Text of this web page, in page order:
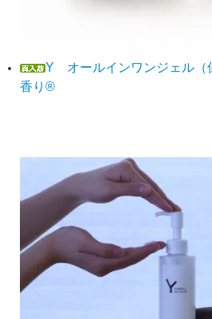
Y オールインワンジェル（
香り®